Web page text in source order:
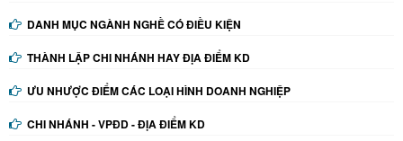
DANH MỤC NGÀNH NGHỀ CÓ ĐIỀU KIỆN
THÀNH LẬP CHI NHÁNH HAY ĐỊA ĐIỂM KD
ƯU NHƯỢC ĐIỂM CÁC LOẠI HÌNH DOANH NGHIỆP
CHI NHÁNH - VPĐD - ĐỊA ĐIỂM KD